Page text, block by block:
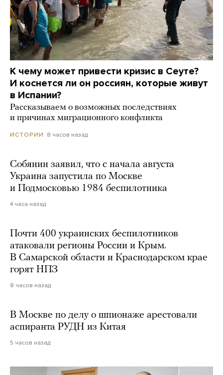
К чему может привести кризис в Сеуте?
И коснется ли он россиян, которые живут
в Испании?
Рассказываем о возможных последствиях
и причинах миграционного конфликта
ИСТОРИИ 8 часов назад
Собянин заявил, что с начала августа
Украина запустила по Москве
и Подмосковью 1984 беспилотника
4 часа назад
Почти 400 украинских беспилотников
атаковали регионы России и Крым.
В Самарской области и Краснодарском крае
горят НПЗ
8 часов назад
В Москве по делу о шпионаже арестовали
аспиранта РУДН из Китая
5 часов назад